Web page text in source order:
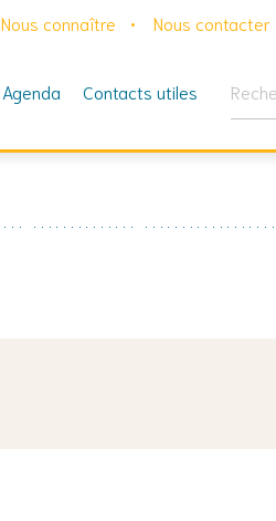
Nous connaître Nous contacter
Agenda Contacts utiles